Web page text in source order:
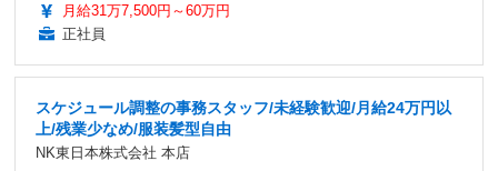
月給31万7,500円～60万円
正社員
スケジュール調整の事務スタッフ/未経験歓迎/月給24万円以
上/残業少なめ/服装髪型自由
NK東日本株式会社 本店